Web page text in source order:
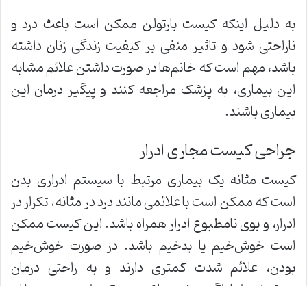
به دلیل اینکه کیست بارتولن ممکن است باعث درد و
ناراحتی شود و تاثیر منفی بر کیفیت زندگی زنان داشته
باشد، مهم است که خانم‌ها در صورت داشتن علائم مشابه
این بیماری، به پزشک مراجعه کنند و پیگیر درمان این
بیماری باشند.
جراحی کیست مجاری ادرار
کیست مثانه یک بیماری مرتبط با سیستم ادراری بدن
است که ممکن است با علائمی مانند درد در مثانه، تکرار در
ادرار، و بوی نامطبوع ادرار همراه باشد. این کیست ممکن
است خوش‌خیم یا بدخیم باشد. در صورت خوش‌خیم
بودن، علائم شدت کمتری دارند و به راحتی درمان